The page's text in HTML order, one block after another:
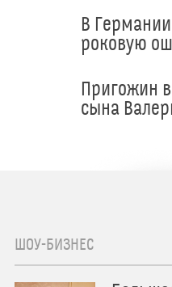
В
роковую
Пригожин
сына
ШОУ-БИЗНЕС